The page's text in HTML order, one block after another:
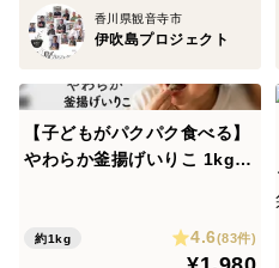
香川県観音寺市
伊吹島プロジェクト
【子どもがパクパク食べる】
やわらか釜揚げいりこ 1kg
約1kg 4.6(83件)